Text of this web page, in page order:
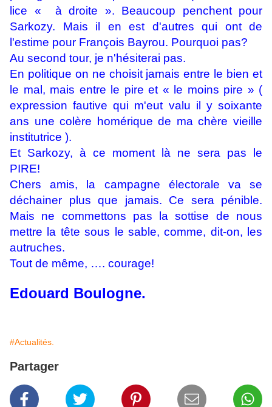
lice « à droite ». Beaucoup penchent pour
Sarkozy. Mais il en est d'autres qui ont de
l'estime pour François Bayrou. Pourquoi pas?
Au second tour, je n'hésiterai pas.
En politique on ne choisit jamais entre le bien et
le mal, mais entre le pire et « le moins pire » (
expression fautive qui m'eut valu il y soixante
ans une colère homérique de ma chère vieille
institutrice ).
Et Sarkozy, à ce moment là ne sera pas le
PIRE!
Chers amis, la campagne électorale va se
déchainer plus que jamais. Ce sera pénible.
Mais ne commettons pas la sottise de nous
mettre la tête sous le sable, comme, dit-on, les
autruches.
Tout de même, …. courage!
Edouard Boulogne.
#Actualités.
Partager